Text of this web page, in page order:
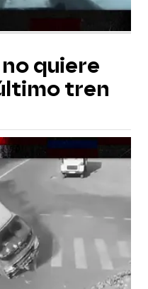
quiere
tren